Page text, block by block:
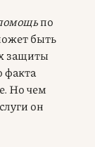
по
быть
защиты
факта
Но чем
он